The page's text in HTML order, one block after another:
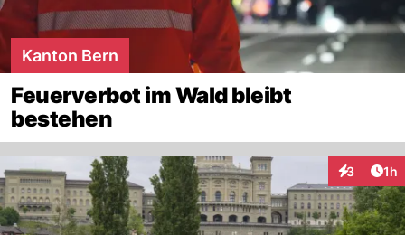
Kanton Bern
Feuerverbot im Wald bleibt
bestehen
3 1h